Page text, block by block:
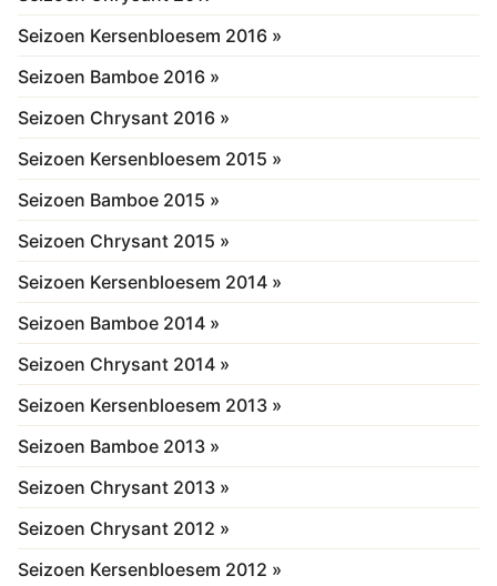
Seizoen Kersenbloesem 2016 »
Seizoen Bamboe 2016 »
Seizoen Chrysant 2016 »
Seizoen Kersenbloesem 2015 »
Seizoen Bamboe 2015 »
Seizoen Chrysant 2015 »
Seizoen Kersenbloesem 2014 »
Seizoen Bamboe 2014 »
Seizoen Chrysant 2014 »
Seizoen Kersenbloesem 2013 »
Seizoen Bamboe 2013 »
Seizoen Chrysant 2013 »
Seizoen Chrysant 2012 »
Seizoen Kersenbloesem 2012 »